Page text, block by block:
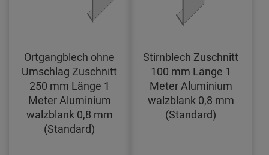
Ortgangblech ohne
Umschlag Zuschnitt
250 mm Länge 1
Meter Aluminium
walzblank 0,8 mm
(Standard)
Stirnblech Zuschnitt
100 mm Länge 1
Meter Aluminium
walzblank 0,8 mm
(Standard)